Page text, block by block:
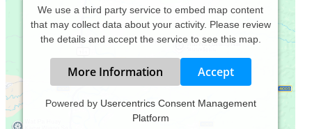
We use a third party service to embed map content
that may collect data about your activity. Please review
the details and accept the service to see this map.
More Information Accept
Powered by Usercentrics Consent Management
Platform
Psychotherapie Heilpraktikerin